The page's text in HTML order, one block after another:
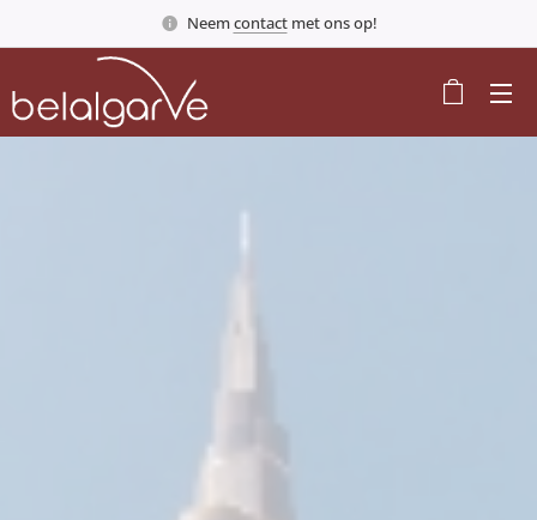
Neemcontactmet ons op!